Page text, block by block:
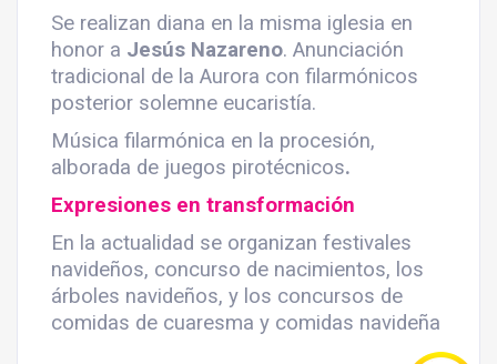
Se realizan diana en la misma iglesia en
honor a Jesús Nazareno. Anunciación
tradicional de la Aurora con filarmónicos
posterior solemne eucaristía.
Música filarmónica en la procesión,
alborada de juegos pirotécnicos.
Expresiones en transformación
En la actualidad se organizan festivales
navideños, concurso de nacimientos, los
árboles navideños, y los concursos de
comidas de cuaresma y comidas navideña